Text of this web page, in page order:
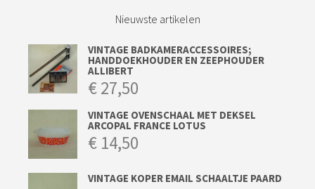
Nieuwste artikelen
VINTAGE BADKAMERACCESSOIRES;
HANDDOEKHOUDER EN ZEEPHOUDER
ALLIBERT
€27,50
VINTAGE OVENSCHAAL MET DEKSEL
ARCOPAL FRANCE LOTUS
€ 14,50
VINTAGE KOPER EMAIL SCHAALTJE PAARD